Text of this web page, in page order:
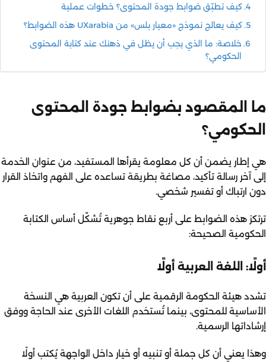
كيف تطبّق ضوابط جودة المحتوى؟ خطوات عملية
كيف يعالج نموذج «معيار بلس» من UXarabia هذه الضوابط؟
خلاصة: ما الذي يجب أن يظل في ذهنك عند كتابة المحتوى
الحكومي؟
ما المقصود بضوابط جودة المحتوى
الحكومي؟
هي إطار يضمن أن كل معلومة يقرأها المستفيد، من عنوان الخدمة
إلى آخر رسالة تأكيد، مصاغة بطريقة تساعده على الفهم واتخاذ القرار
دون ارتباك أو تفسير شخصي.
ترتكز هذه الضوابط على أربع نقاط جوهرية تُشكّل أساس الكتابة
الحكومية الصحيحة:
أولًا: اللغة العربية أولًا
تشدد هيئة الحكومة الرقمية على أن تكون العربية هي النسخة
الأساسية للمحتوى، بينما تُستخدم اللغات الأخرى عند الحاجة ووفق
إرشاداتها الرسمية.
وهذا يعني أن كل جملة أو تنبيه أو خيار داخل الواجهة يُكتب أولًا